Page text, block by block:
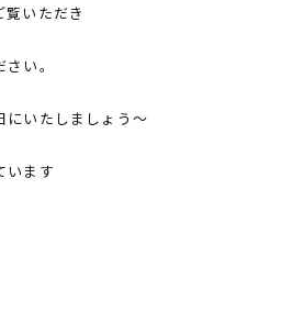
いただき
い。
にいたしましょう～
います